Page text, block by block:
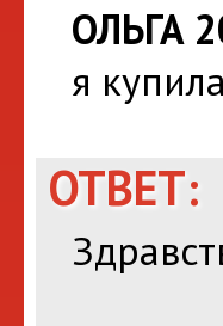
ОЛЬГА
я
ОТВЕТ: